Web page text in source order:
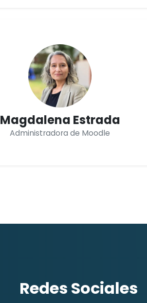
Magdalena Estrada
Administradora de Moodle
Redes Sociales